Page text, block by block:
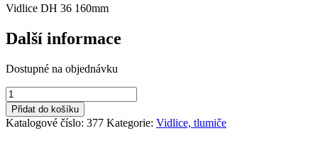
Vidlice DH 36 160mm
Další informace
Dostupné na objednávku
DH
36
160mm
množství
Přidat do košíku
Katalogové číslo: 377 Kategorie: Vidlice, tlumiče